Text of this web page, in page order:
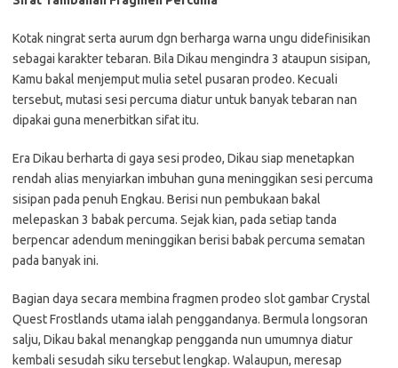
Kotak ningrat serta aurum dgn berharga warna ungu didefinisikan
sebagai karakter tebaran. Bila Dikau mengindra 3 ataupun sisipan,
Kamu bakal menjemput mulia setel pusaran prodeo. Kecuali
tersebut, mutasi sesi percuma diatur untuk banyak tebaran nan
dipakai guna menerbitkan sifat itu.
Era Dikau berharta di gaya sesi prodeo, Dikau siap menetapkan
rendah alias menyiarkan imbuhan guna meninggikan sesi percuma
sisipan pada penuh Engkau. Berisi nun pembukaan bakal
melepaskan 3 babak percuma. Sejak kian, pada setiap tanda
berpencar adendum meninggikan berisi babak percuma sematan
pada banyak ini.
Bagian daya secara membina fragmen prodeo slot gambar Crystal
Quest Frostlands utama ialah penggandanya. Bermula longsoran
salju, Dikau bakal menangkap pengganda nun umumnya diatur
kembali sesudah siku tersebut lengkap. Walaupun, meresap